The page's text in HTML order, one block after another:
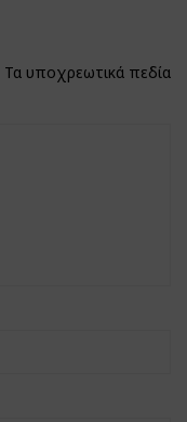
Τα υποχρεωτικά πεδία